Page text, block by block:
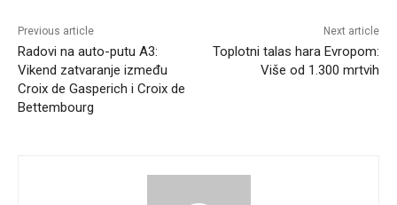
Previous article
Radovi na auto-putu A3:
Vikend zatvaranje između
Croix de Gasperich i Croix de
Bettembourg
Next article
Toplotni talas hara Evropom:
Više od 1.300 mrtvih